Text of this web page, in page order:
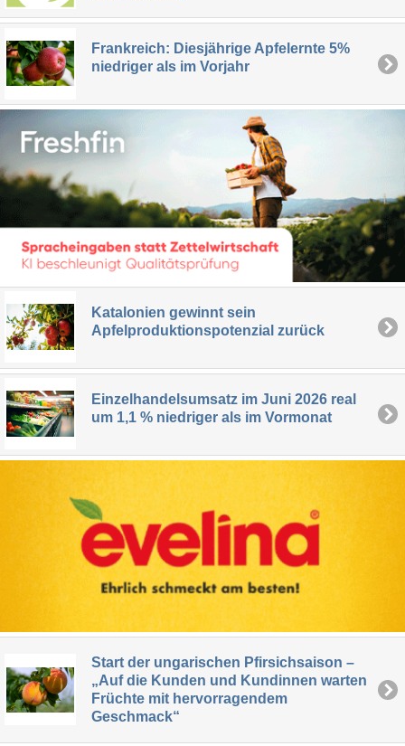
Frankreich: Diesjährige Apfelernte 5%
niedriger als im Vorjahr
Katalonien gewinnt sein
Apfelproduktionspotenzial zurück
Einzelhandelsumsatz im Juni 2026 real
um 1,1 % niedriger als im Vormonat
Start der ungarischen Pfirsichsaison –
„Auf die Kunden und Kundinnen warten
Früchte mit hervorragendem
Geschmack“